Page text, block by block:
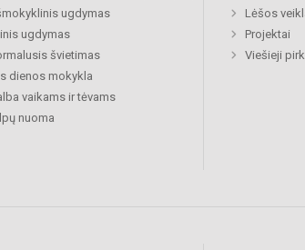
ugdymas
ugdymas
švietimas
dienos mokykla
vaikams ir tėvams
nuoma
Lėšos
Projektai
Viešieji